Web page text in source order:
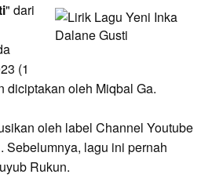
" dari
(1
diciptakan oleh Miqbal Ga.
oleh label Channel Youtube
Sebelumnya, lagu ini pernah
Rukun.